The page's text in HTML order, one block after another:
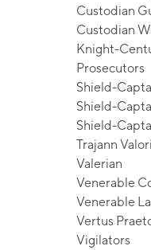
Custodian
Custodian
Knight-
Prosecutors
Shield-
Shield-
Shield-
Trajann
Valerian
Venerable
Venerable
Vertus
Vigilators